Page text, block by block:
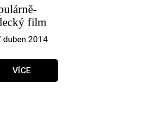
film
duben 2014
VÍCE